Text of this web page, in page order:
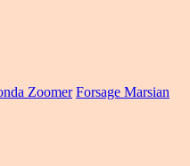
Zoomer Forsage Marsian